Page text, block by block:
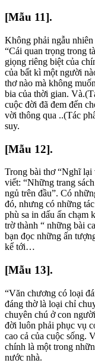
[Mẫu 11].
Không phải ngẫu
“Cái quan trọng trong
giọng riêng biệt của
của bất kì một người
thơ nào mà không
bia của thời gian.
cuộc đời đã đem đến
vời thông qua ..(Tác
suy.
[Mẫu 12].
Trong bài thơ “Nghĩ
viết: “Những trang
ngủ trên đầu”. Có
đó, nhưng có những
phù sa in dấu ấn chạm
trờ thành “ những bài
bạn đọc những ấn
kể tới…
[Mẫu 13].
“Văn chương có loại
đáng thờ là loại chỉ
chuyên chú ở con
đời luôn phải phục vụ
cao cả của cuộc
chính là một trong
nước nhà.